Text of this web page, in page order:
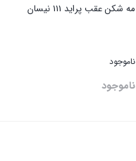
مه شکن عقب پراید 111 نیسان
ناموجود
ناموجود